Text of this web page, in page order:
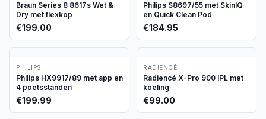
Braun Series 8 8617s Wet &
Dry met flexkop
€199.00
Philips S8697/55 met SkinIQ
en Quick Clean Pod
€184.95
PHILIPS
Philips HX9917/89 met app en
4 poetsstanden
€199.99
RADIENCÉ
Radiencé X-Pro 900 IPL met
koeling
€99.00